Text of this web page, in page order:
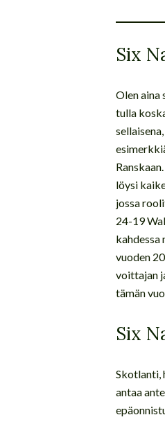
Six
Olen aina
tulla
löysi
jossa
24-19
kahdessa
vuoden
voittajan
tämän
Six
Skotlanti,
antaa